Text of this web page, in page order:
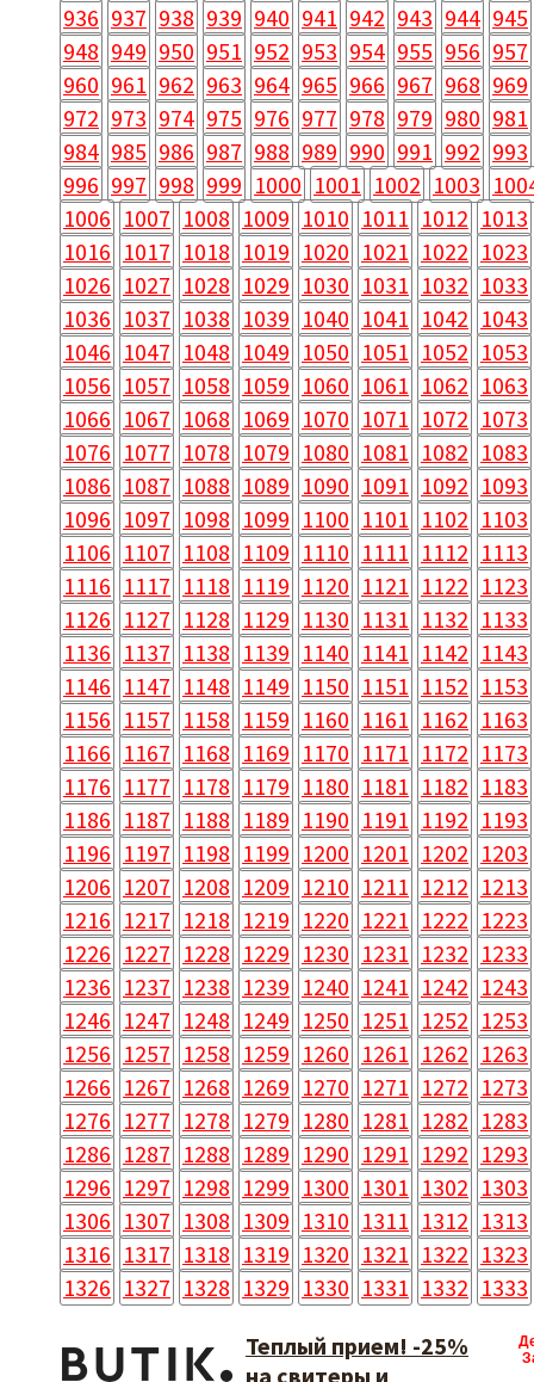
936 937 938 939 940 941 942 943 944 945
948 949 950 951 952 953 954 955 956 957
960 961 962 963 964 965 966 967 968 969
972 973 974 975 976 977 978 979 980 981
984 985 986 987 988 989 990 991 992 993
996 997 998 999 1000 1001 1002 1003
1006 1007 1008 1009 1010 1011 1012 1013
1016 1017 1018 1019 1020 1021 1022 1023
1026 1027 1028 1029 1030 1031 1032 1033
1036 1037 1038 1039 1040 1041 1042 1043
1046 1047 1048 1049 1050 1051 1052 1053
1056 1057 1058 1059 1060 1061 1062 1063
1066 1067 1068 1069 1070 1071 1072 1073
1076 1077 1078 1079 1080 1081 1082 1083
1086 1087 1088 1089 1090 1091 1092 1093
1096 1097 1098 1099 1100 1101 1102 1103
1106 1107 1108 1109 1110 1111 1112 1113
1116 1117 1118 1119 1120 1121 1122 1123
1126 1127 1128 1129 1130 1131 1132 1133
1136 1137 1138 1139 1140 1141 1142 1143
1146 1147 1148 1149 1150 1151 1152 1153
1156 1157 1158 1159 1160 1161 1162 1163
1166 1167 1168 1169 1170 1171 1172 1173
1176 1177 1178 1179 1180 1181 1182 1183
1186 1187 1188 1189 1190 1191 1192 1193
1196 1197 1198 1199 1200 1201 1202 1203
1206 1207 1208 1209 1210 1211 1212 1213
1216 1217 1218 1219 1220 1221 1222 1223
1226 1227 1228 1229 1230 1231 1232 1233
1236 1237 1238 1239 1240 1241 1242 1243
1246 1247 1248 1249 1250 1251 1252 1253
1256 1257 1258 1259 1260 1261 1262 1263
1266 1267 1268 1269 1270 1271 1272 1273
1276 1277 1278 1279 1280 1281 1282 1283
1286 1287 1288 1289 1290 1291 1292 1293
1296 1297 1298 1299 1300 1301 1302 1303
1306 1307 1308 1309 1310 1311 1312 1313
1316 1317 1318 1319 1320 1321 1322 1323
1326 1327 1328 1329 1330 1331 1332 1333
Теплый прием! -25%
на свитеры и